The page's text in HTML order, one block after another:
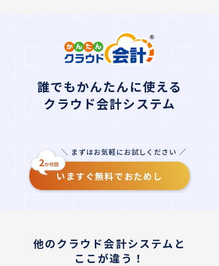
誰でもかんたんに使える
クラウド会計システム
＼ まずはお気軽にお試しください ／
いますぐ無料でおためし
他のクラウド会計システムと
ここが違う！